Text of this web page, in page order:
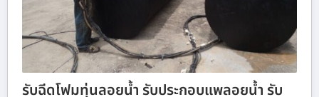
รับฉีดโฟมทุ่นลอยน้ำ รับประกอบแพลอยน้ำ รับ